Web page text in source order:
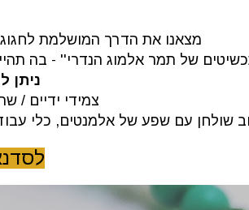
מצאנו את הדרך המושלמת
של תמר אלמוג הנדרי'' - בה
ניתן
צמידי ידיים /
שולחן עם שפע של אלמנטים, כלי